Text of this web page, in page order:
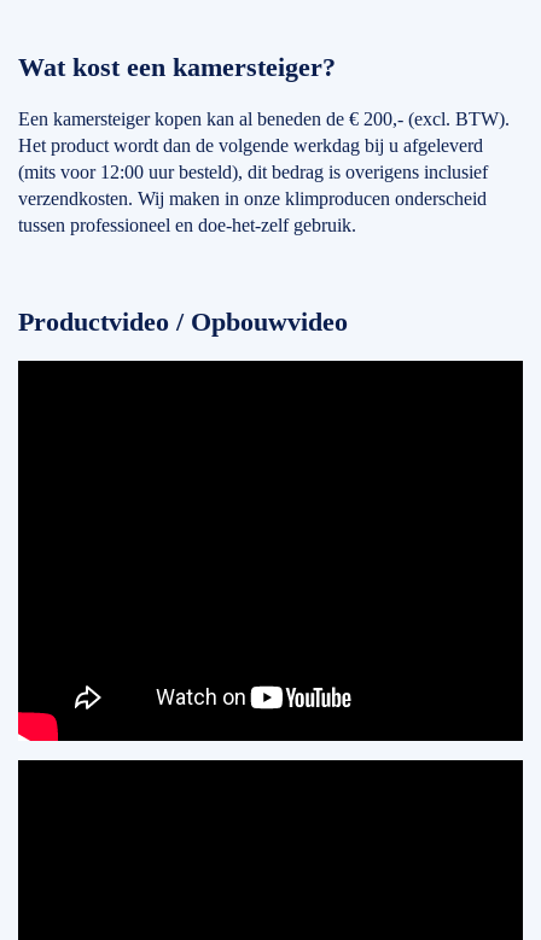
Wat kost een kamersteiger?
Een kamersteiger kopen kan al beneden de € 200,- (excl. BTW).
Het product wordt dan de volgende werkdag bij u afgeleverd
(mits voor 12:00 uur besteld), dit bedrag is overigens inclusief
verzendkosten. Wij maken in onze klimproducen onderscheid
tussen professioneel en doe-het-zelf gebruik.
Productvideo / Opbouwvideo